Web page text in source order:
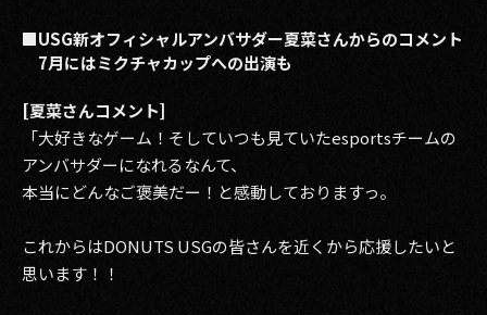
2010
■USG新オフィシャルアンバサダー夏菜さんからのコメント
7月にはミクチャカップへの出演も
[夏菜さんコメント]
「大好きなゲーム！そしていつも見ていたesportsチームの
アンバサダーになれるなんて、
本当にどんなご褒美だー！と感動しておりますっ。
これからはDONUTS USGの皆さんを近くから応援したいと
思います！！